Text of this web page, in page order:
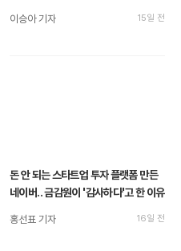
이승아 기자 15일 전
돈 안 되는 스타트업 투자 플랫폼 만든
네이버.. 금감원이 '감사하다'고 한 이유
홍선표 기자 16일 전